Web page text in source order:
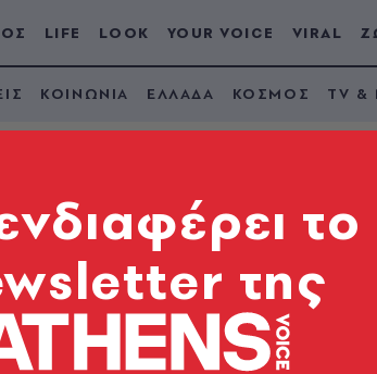
LIFE LOOK YOUR VOICE VIRAL
ΚΟΙΝΩΝΙΑ ΕΛΛΑΔΑ ΚΟΣΜΟΣ TV &
χρόνια
την
το
της